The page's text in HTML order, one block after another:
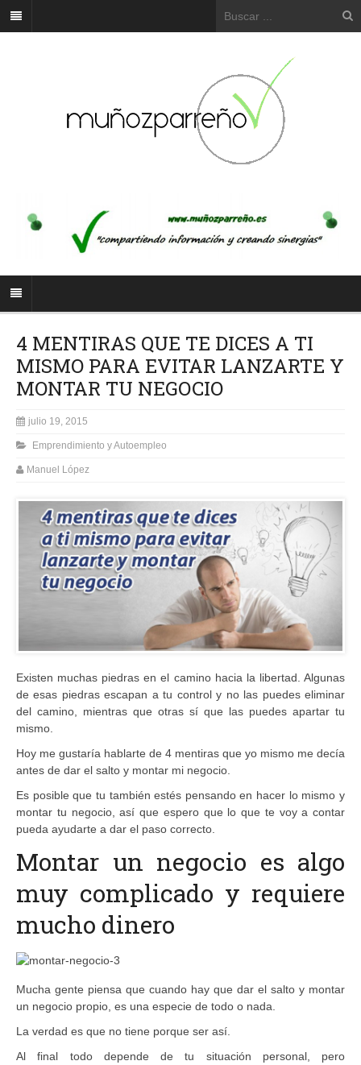
4 MENTIRAS QUE TE DICES A TI
MISMO PARA EVITAR LANZARTE Y
MONTAR TU NEGOCIO
julio 19, 2015
Emprendimiento y Autoempleo
Manuel López
Existen muchas piedras en el camino hacia la libertad. Algunas
de esas piedras escapan a tu control y no las puedes eliminar
del camino, mientras que otras sí que las puedes apartar tu
mismo.
Hoy me gustaría hablarte de 4 mentiras que yo mismo me decía
antes de dar el salto y montar mi negocio.
Es posible que tu también estés pensando en hacer lo mismo y
montar tu negocio, así que espero que lo que te voy a contar
pueda ayudarte a dar el paso correcto.
Montar un negocio es algo
muy complicado y requiere
mucho dinero
Mucha gente piensa que cuando hay que dar el salto y montar
un negocio propio, es una especie de todo o nada.
La verdad es que no tiene porque ser así.
Al final todo depende de tu situación personal, pero